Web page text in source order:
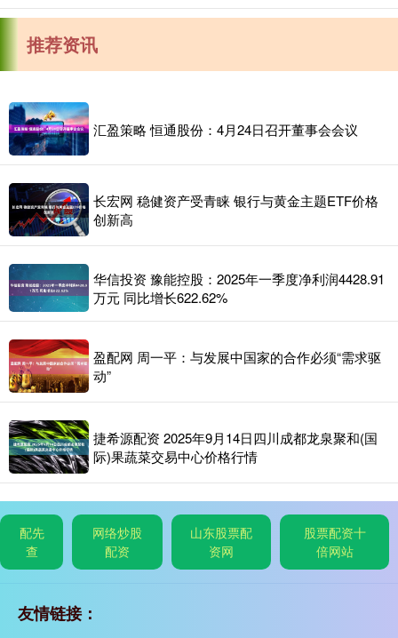
推荐资讯
汇盈策略 恒通股份：4月24日召开董事会会议
长宏网 稳健资产受青睐 银行与黄金主题ETF价格
创新高
华信投资 豫能控股：2025年一季度净利润4428.91
万元 同比增长622.62%
盈配网 周一平：与发展中国家的合作必须“需求驱
动”
捷希源配资 2025年9月14日四川成都龙泉聚和(国
际)果蔬菜交易中心价格行情
配先
查
网络炒股
配资
山东股票配
资网
股票配资十
倍网站
友情链接：